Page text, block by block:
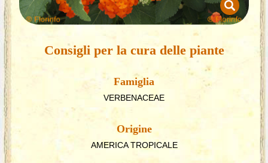
Consigli per la cura delle piante
Famiglia
VERBENACEAE
Origine
AMERICA TROPICALE